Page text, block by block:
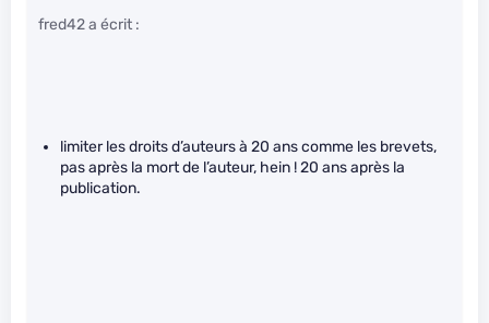
fred42 a écrit :
limiter les droits d’auteurs à 20 ans comme les brevets,
pas après la mort de l’auteur, hein ! 20 ans après la
publication.